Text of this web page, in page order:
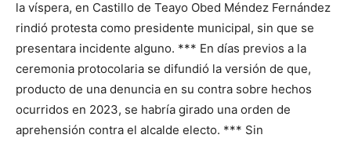
la víspera, en Castillo de Teayo Obed Méndez Fernández
rindió protesta como presidente municipal, sin que se
presentara incidente alguno. *** En días previos a la
ceremonia protocolaria se difundió la versión de que,
producto de una denuncia en su contra sobre hechos
ocurridos en 2023, se habría girado una orden de
aprehensión contra el alcalde electo. *** Sin